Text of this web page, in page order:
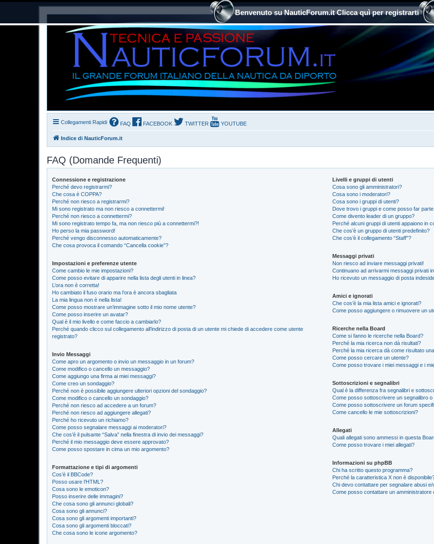
Benvenuto su NauticForum.it Clicca quì per registrarti
Collegamenti Rapidi FAQ FACEBOOK TWITTER YOUTUBE
Indice di NauticForum.it
FAQ (Domande Frequenti)
Connessione e registrazione
Perché devo registrarmi?
Che cosa è COPPA?
Perché non riesco a registrarmi?
Mi sono registrato ma non riesco a connettermi!
Perché non riesco a connettermi?
Mi sono registrato tempo fa, ma non riesco più a connettermi?!
Ho perso la mia password!
Perché vengo disconnesso automaticamente?
Che cosa provoca il comando “Cancella cookie”?
Impostazioni e preferenze utente
Come cambio le mie impostazioni?
Come posso evitare di apparire nella lista degli utenti in linea?
L’ora non è corretta!
Ho cambiato il fuso orario ma l’ora è ancora sbagliata
La mia lingua non è nella lista!
Come posso mostrare un’immagine sotto il mio nome utente?
Come posso inserire un avatar?
Qual è il mio livello e come faccio a cambiarlo?
Perché quando clicco sul collegamento all’indirizzo di posta di un utente mi chiede di accedere come utente
registrato?
Invio Messaggi
Come apro un argomento o invio un messaggio in un forum?
Come modifico o cancello un messaggio?
Come aggiungo una firma ai miei messaggi?
Come creo un sondaggio?
Perché non è possibile aggiungere ulteriori opzioni del sondaggio?
Come modifico o cancello un sondaggio?
Perché non riesco ad accedere a un forum?
Perché non riesco ad aggiungere allegati?
Perché ho ricevuto un richiamo?
Come posso segnalare messaggi ai moderatori?
Che cos’è il pulsante “Salva” nella finestra di invio dei messaggi?
Perché il mio messaggio deve essere approvato?
Come posso spostare in cima un mio argomento?
Formattazione e tipi di argomenti
Cos’è il BBCode?
Posso usare l’HTML?
Cosa sono le emoticon?
Posso inserire delle immagini?
Che cosa sono gli annunci globali?
Cosa sono gli annunci?
Cosa sono gli argomenti importanti?
Cosa sono gli argomenti bloccati?
Che cosa sono le icone argomento?
Livelli e gruppi di utenti
Cosa sono gli amministratori?
Cosa sono i moderatori?
Cosa sono i gruppi di utenti?
Dove trovo i gruppi e come posso far
Come divento leader di un gruppo?
Perché alcuni gruppi di utenti appaiono in
Che cos’è un gruppo di utenti predefinito?
Che cos’è il collegamento “Staff”?
Messaggi privati
Non riesco ad inviare messaggi privati!
Continuano ad arrivarmi messaggi privati
Ho ricevuto un messaggio di posta
Amici e ignorati
Che cos’è la mia lista amici e ignorati?
Come posso aggiungere o rimuovere un
Ricerche nella Board
Come si fanno le ricerche nella Board?
Perché la mia ricerca non dà risultati?
Perché la mia ricerca dà come risultato
Come posso cercare un utente?
Come posso trovare i miei messaggi e i
Sottoscrizioni e segnalibri
Qual è la differenza fra segnalibri e
Come posso sottoscrivere un segnalibro
Come posso sottoscrivere un forum
Come cancello le mie sottoscrizioni?
Allegati
Quali allegati sono ammessi in questa
Come posso trovare i miei allegati?
Informazioni su phpBB
Chi ha scritto questo programma?
Perché la caratteristica X non è
Chi devo contattare per segnalare abusi
Come posso contattare un amministratore